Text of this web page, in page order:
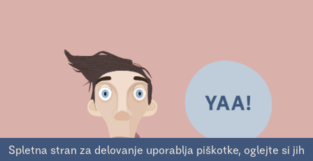
Spletna stran za delovanje uporablja piškotke, oglejte si jih